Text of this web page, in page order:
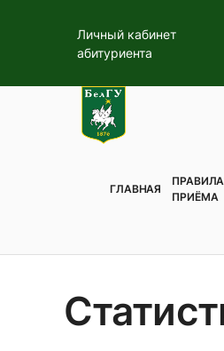
Личный кабинет
абитуриента
ГЛАВНАЯ
ПРАВИЛА
ПРИЁМА